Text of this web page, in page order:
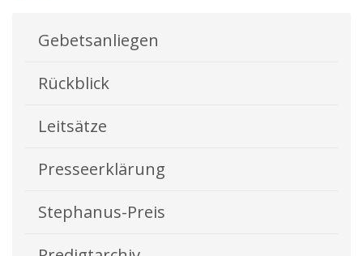
Gebetsanliegen
Rückblick
Leitsätze
Presseerklärung
Stephanus-Preis